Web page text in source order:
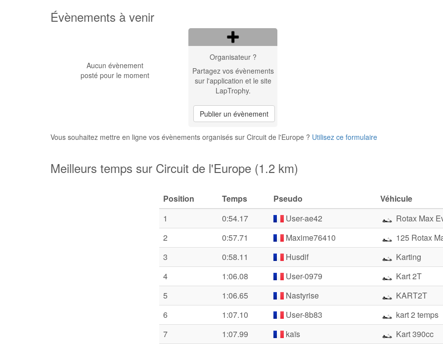
Évènements à venir
Aucun évènement
posté pour le moment
Organisateur ?
Partagez vos évènements
sur l'application et le site
LapTrophy.
Publier un évènement
Vous souhaitez mettre en ligne vos évènements organisés sur Circuit de l'Europe ? Utilisez ce formulaire
Meilleurs temps sur Circuit de l'Europe (1.2 km)
Position Temps Pseudo
Véhicule
1
0:54.17 User-ae42
Rotax Max
2
0:57.71 Maxime76410
125 Rotax
3
0:58.11 Husdif
Karting
4
1:06.08 User-0979
Kart 2T
5
1:06.65 Nastyrise
KART2T
6
1:07.10 User-8b83
kart 2 temps
7
1:07.99 kaïs
Kart 390cc